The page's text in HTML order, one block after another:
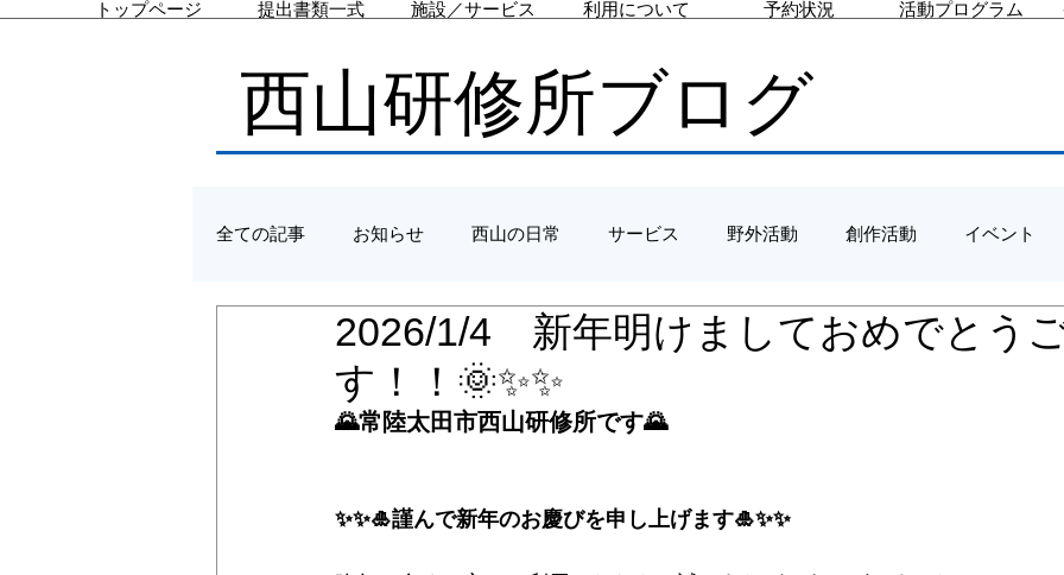
トップページ 提出書類一式 施設／サービス 利用について 予約状況 活動プログラム
西山研修所ブログ
全ての記事 お知らせ 西山の日常 サービス 野外活動 創作活動 イベント
2026/1/4 新年明けましておめでとう
す！！🌞✨✨
🌄常陸太田市西山研修所です🌄
✨✨🎍謹んで新年のお慶びを申し上げます🎍✨✨